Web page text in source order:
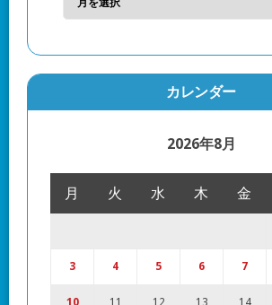
カレンダー
2026年8月
月 火 水 木 金
3 4 5 6 7
10 11 12 13 14